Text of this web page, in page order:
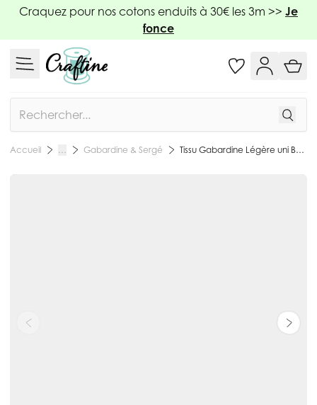
Allez au contenu
Craquez pour nos cotons enduits à 30€ les 3m >> Je
fonce
Accueil … Gabardine & Sergé Tissu Gabardine Légère uni Beige - Par 10 cm